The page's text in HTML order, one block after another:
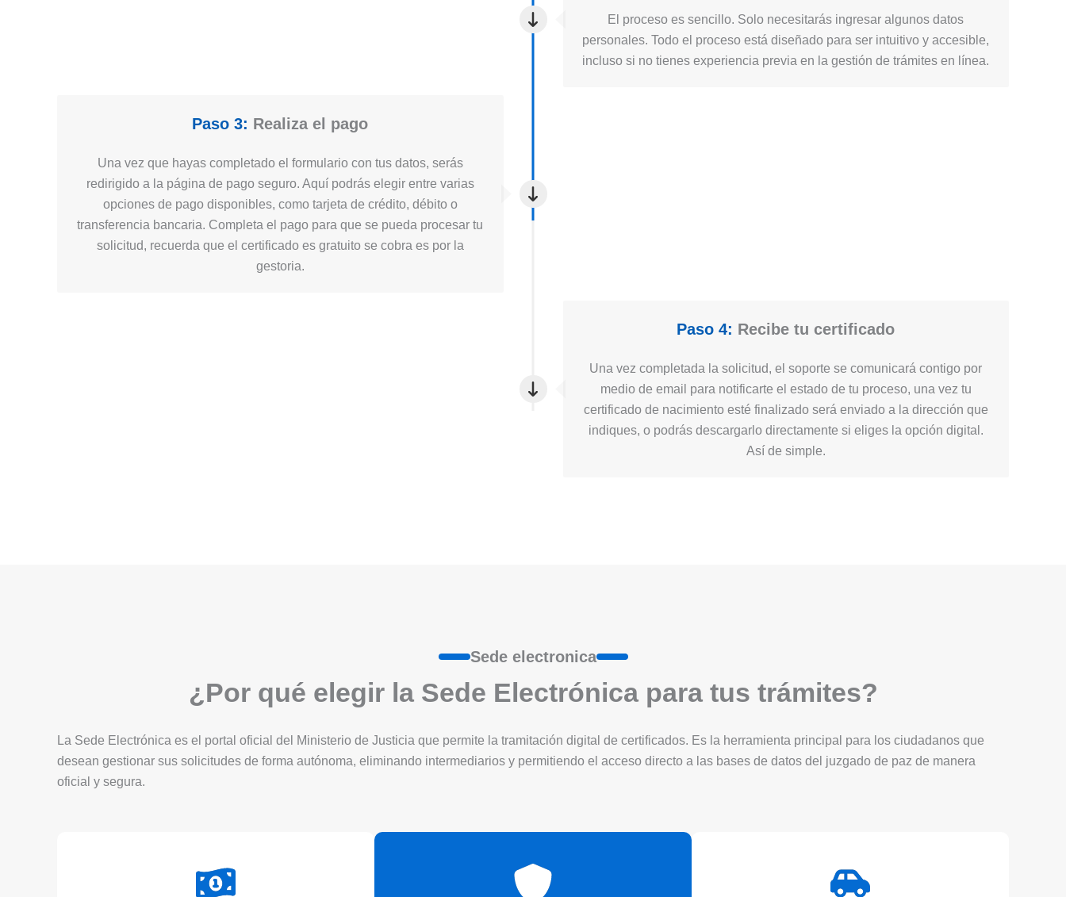
El proceso es sencillo. Solo necesitarás ingresar algunos datos
personales. Todo el proceso está diseñado para ser intuitivo y accesible,
incluso si no tienes experiencia previa en la gestión de trámites en línea.
Paso 3: Realiza el pago
Una vez que hayas completado el formulario con tus datos, serás
redirigido a la página de pago seguro. Aquí podrás elegir entre varias
opciones de pago disponibles, como tarjeta de crédito, débito o
transferencia bancaria. Completa el pago para que se pueda procesar tu
solicitud, recuerda que el certificado es gratuito se cobra es por la
gestoria.
Paso 4: Recibe tu certificado
Una vez completada la solicitud, el soporte se comunicará contigo por
medio de email para notificarte el estado de tu proceso, una vez tu
certificado de nacimiento esté finalizado será enviado a la dirección que
indiques, o podrás descargarlo directamente si eliges la opción digital.
Así de simple.
Sede electronica
¿Por qué elegir la Sede Electrónica para tus trámites?
La Sede Electrónica es el portal oficial del Ministerio de Justicia que permite la tramitación digital de certificados. Es la herramienta principal para los ciudadanos que
desean gestionar sus solicitudes de forma autónoma, eliminando intermediarios y permitiendo el acceso directo a las bases de datos del juzgado de paz de manera
oficial y segura.